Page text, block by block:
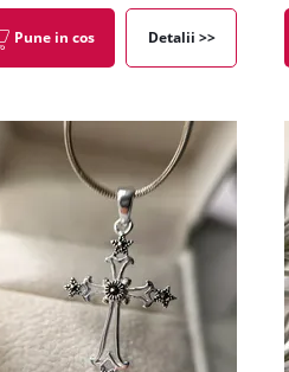
Pune in cos Detalii >>